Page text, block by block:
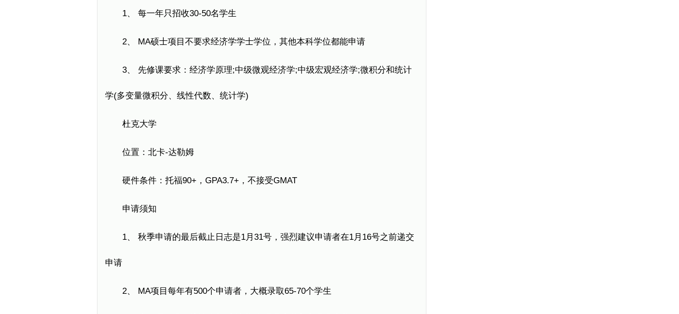
1、 每一年只招收30-50名学生
2、 MA硕士项目不要求经济学学士学位，其他本科学位都能申请
3、 先修课要求：经济学原理;中级微观经济学;中级宏观经济学;微积分和统计
学(多变量微积分、线性代数、统计学)
杜克大学
位置：北卡-达勒姆
硬件条件：托福90+，GPA3.7+，不接受GMAT
申请须知
1、 秋季申请的最后截止日志是1月31号，强烈建议申请者在1月16号之前递交
申请
2、 MA项目每年有500个申请者，大概录取65-70个学生